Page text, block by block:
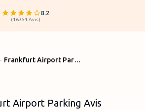
8.2
(16354 Avis)
Frankfurt Airport Parking Avis
Airport Parking Avis